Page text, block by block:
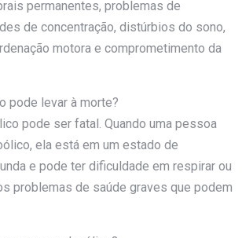
permanentes, problemas de
de concentração, distúrbios do sono,
motora e comprometimento da
pode levar à morte?
pode ser fatal. Quando uma pessoa
ela está em um estado de
e pode ter dificuldade em respirar ou
problemas de saúde graves que podem